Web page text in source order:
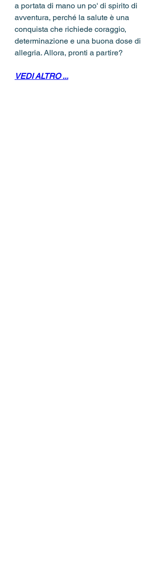
a portata di mano un po' di spirito di
avventura, perché la salute è una
conquista che richiede coraggio,
determinazione e una buona dose di
allegria. Allora, pronti a partire?
VEDI ALTRO ...